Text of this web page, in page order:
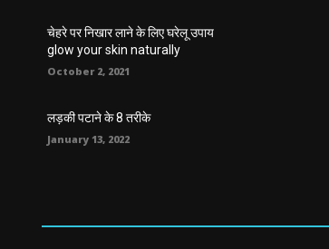
चेहरे पर निखार लाने के लिए घरेलू उपाय
glow your skin naturally
October 2, 2021
लड़की पटाने के 8 तरीके
January 13, 2022